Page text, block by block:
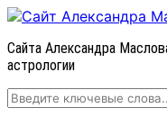
Сайта Александра
астрологии